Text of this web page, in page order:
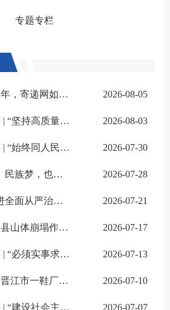
专题专栏
人民日报：未来五年，寄递网如何由大到强 2026-08-05
总书记的人民情怀 | “坚持高质量发展要成为领导干部政绩观的重要内容” 2026-08-03
总书记的人民情怀 | “始终同人民同呼吸、共命运、心连心” 2026-07-30
“中国梦是国家梦、民族梦，也是每个中华儿女的梦”——习近平总书记关于侨务工作的重要论述凝聚共同致力民... 2026-07-28
“必须持之以恒推进全面从严治党”——深入学习贯彻习近平总书记在庆祝中国共产党成立105周年大会上重要讲话... 2026-07-21
习近平对重庆彭水县山体崩塌作出重要指示 2026-07-17
总书记的人民情怀 | “必须实事求是、求真务实、真抓实干” 2026-07-13
习近平对福建泉州晋江市一鞋厂火灾事故作出重要指示 2026-07-10
总书记的人民情怀 | “建设社会主义现代化强国，关键在科技自立自强” 2026-07-07